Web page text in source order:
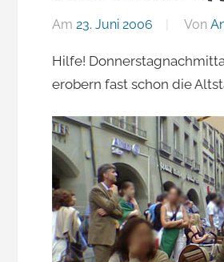
Blog
von
Andi
Jacomet
Am 23. Juni 2006 Von
Hilfe!
erobern fast schon die